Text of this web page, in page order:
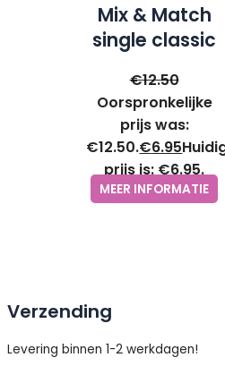
Mix & Match
single classic
Eline Rosina
Oorbellen
€12.50
Oorspronkelijke
prijs was:
€12.50.€6.95
prijs is: €6.95.
MEER INFORMATIE
Verzending
Levering binnen 1-2 werkdagen!